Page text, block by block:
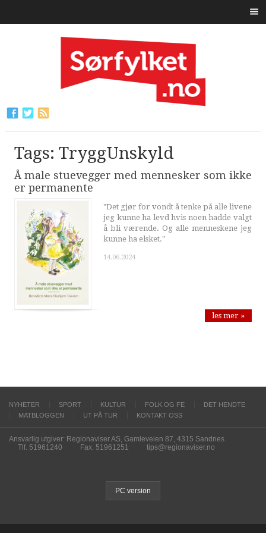
Tags: TryggUnskyld
Å male stuevegger med mennesker som ikke
er permanente
"Det gjør for vondt å tenke på alle livene
jeg kunne ha levd hvis noen hadde valgt
å bli værende. Og alle menneskene jeg
kunne ha elsket."
14.06.2024
les mer »
NYHETER SPORT KULTUR FOLK OG FE
DET HENDTE
MATBLOGGEN
UT PÅ TUR KONTAKT OSS
Ansvarlig utgiver: Regionaviser AS, Gamleveien 87, 4315 Sandnes
Tlf. 51961240
Fax. 51961251 tips@regionaviser.no
PC version